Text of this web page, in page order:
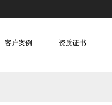
资质证书
客户案例